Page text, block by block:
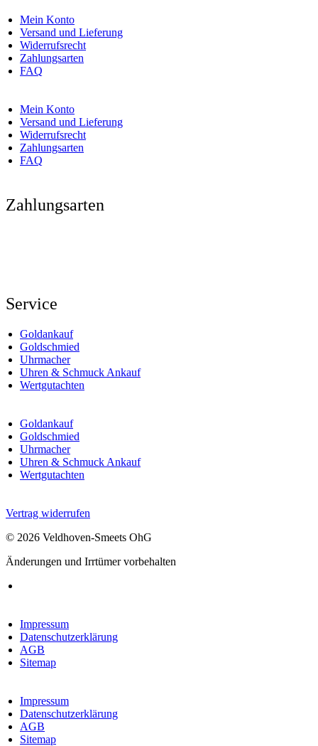
Mein Konto
Versand und Lieferung
Widerrufsrecht
Zahlungsarten
FAQ
Mein Konto
Versand und Lieferung
Widerrufsrecht
Zahlungsarten
FAQ
Zahlungsarten
Service
Goldankauf
Goldschmied
Uhrmacher
Uhren & Schmuck Ankauf
Wertgutachten
Goldankauf
Goldschmied
Uhrmacher
Uhren & Schmuck Ankauf
Wertgutachten
Vertrag widerrufen
© 2026 Veldhoven-Smeets OhG
Änderungen und Irrtümer vorbehalten
Impressum
Datenschutzerklärung
AGB
Sitemap
Impressum
Datenschutzerklärung
AGB
Sitemap